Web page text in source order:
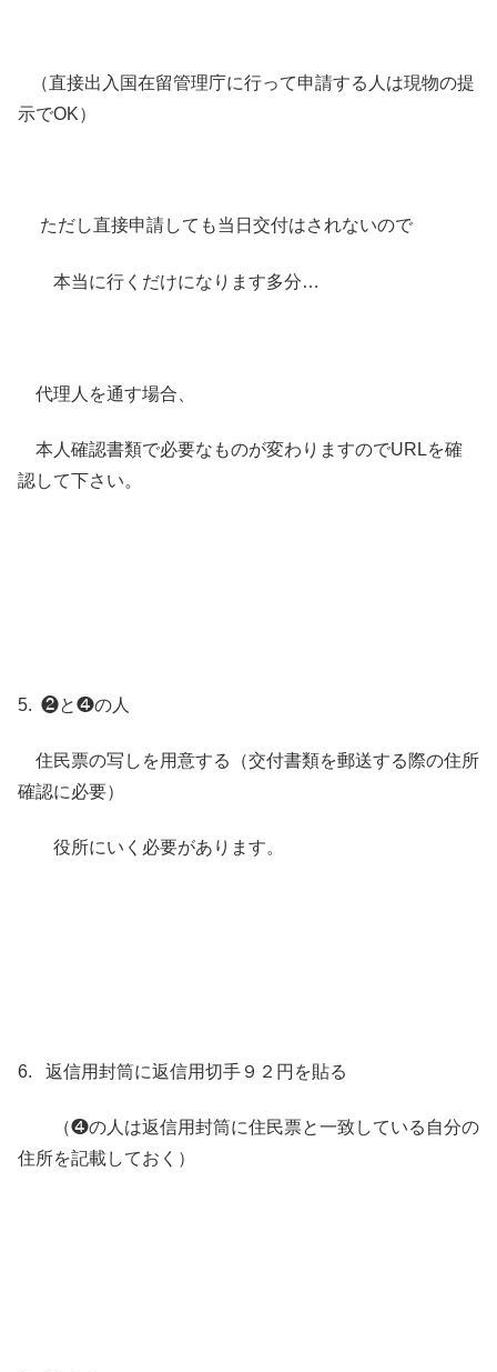
（直接出入国在留管理庁に行って申請する人は現物の提
示でOK）
ただし直接申請しても当日交付はされないので
本当に行くだけになります多分…
代理人を通す場合、
本人確認書類で必要なものが変わりますのでURLを確
認して下さい。
5. ❷と❹の人
住民票の写しを用意する（交付書類を郵送する際の住所
確認に必要）
役所にいく必要があります。
6. 返信用封筒に返信用切手９２円を貼る
（❹の人は返信用封筒に住民票と一致している自分の
住所を記載しておく）